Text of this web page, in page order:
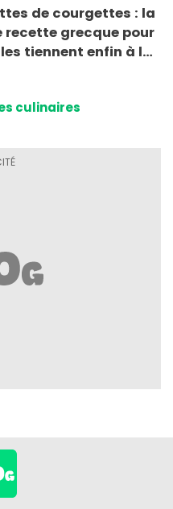
de courgettes : la
recette grecque pour
tiennent enfin à la
culinaires